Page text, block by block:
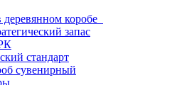
коробе
запас
стандарт
сувенирный